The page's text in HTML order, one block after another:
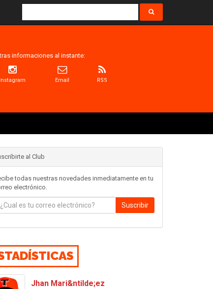
informaciones al instante:
Instagram Email RSS
al Club
todas nuestras novedades inmediatamente en tu
electrónico.
Suscribir
Jhan Mari&ntilde;ez